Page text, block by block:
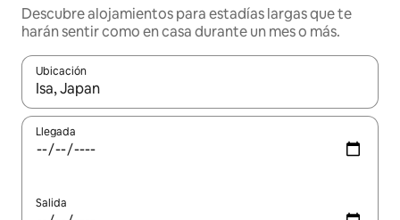
Descubre alojamientos para estadías largas que te
harán sentir como en casa durante un mes o más.
Ubicación
Cuando los resultados estén disponibles, navega con las
Llegada
Salida